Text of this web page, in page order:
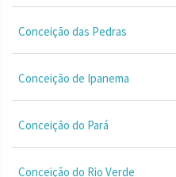
Conceição das Pedras
Conceição de Ipanema
Conceição do Pará
Conceição do Rio Verde